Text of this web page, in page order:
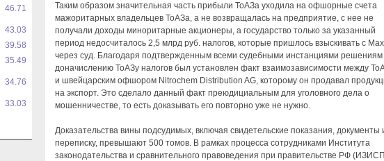
46.71
43.03
39.58
35.49
34.76
33.03
Таким образом значительная часть прибыли ТоАЗа уходила на офшорные счета
мажоритарных владельцев ТоАЗа, а не возвращалась на предприятие, с нее не
получали доходы миноритарные акционеры, а государство только за указанный
период недосчиталось 2,5 млрд руб. налогов, которые пришлось взыскивать с
через суд. Благодаря подтвержденным всеми судебными инстанциями решениям
доначислению ТоАЗу налогов был установлен факт взаимозависимости между
и швейцарским офшором Nitrochem Distribution AG, которому он продавал
на экспорт. Это сделало данный факт преюдициальным для уголовного дела о
мошенничестве, то есть доказывать его повторно уже не нужно.
Доказательства вины подсудимых, включая свидетельские показания, документы
переписку, превышают 500 томов. В рамках процесса сотрудниками Института
законодательства и сравнительного правоведения при правительстве РФ